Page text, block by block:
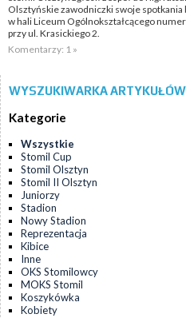
Olsztyńskie zawodniczki swoje spotkania
w hali Liceum Ogólnokształcącego
przy ul. Krasickiego 2.
Komentarzy: 1 »
WYSZUKIWARKA ARTYKUŁÓW
Kategorie
Wszystkie
Stomil Cup
Stomil Olsztyn
Stomil II Olsztyn
Juniorzy
Stadion
Nowy Stadion
Reprezentacja
Kibice
Inne
OKS Stomilowcy
MOKS Stomil
Koszykówka
Kobiety